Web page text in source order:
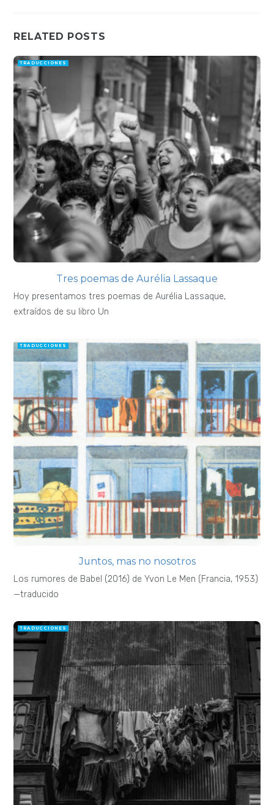
RELATED POSTS
TRADUCCIONES
Tres poemas de Aurélia Lassaque
Hoy presentamos tres poemas de Aurélia Lassaque,
extraídos de su libro Un
TRADUCCIONES
Juntos, mas no nosotros
Los rumores de Babel (2016) de Yvon Le Men (Francia, 1953)
—traducido
TRADUCCIONES